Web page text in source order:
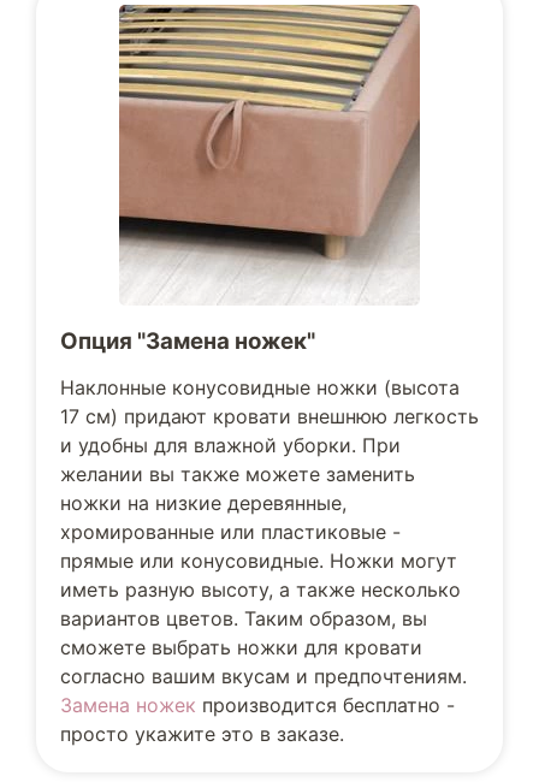
Опция "Замена ножек"
Наклонные конусовидные ножки (высота
17 см) придают кровати внешнюю легкость
и удобны для влажной уборки. При
желании вы также можете заменить
ножки на низкие деревянные,
хромированные или пластиковые -
прямые или конусовидные. Ножки могут
иметь разную высоту, а также несколько
вариантов цветов. Таким образом, вы
сможете выбрать ножки для кровати
согласно вашим вкусам и предпочтениям.
Замена ножек производится бесплатно -
просто укажите это в заказе.